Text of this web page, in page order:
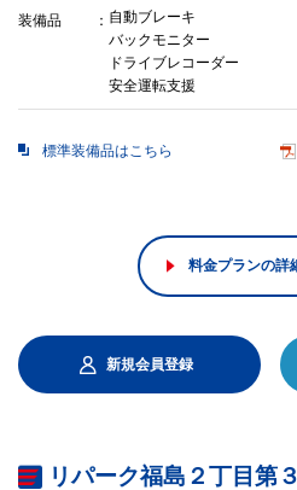
装備品
自動ブレーキ
バックモニター
ドライブレコーダー
安全運転支援
標準装備品はこちら
料金プランの詳
新規会員登録
リパーク福島２丁目第